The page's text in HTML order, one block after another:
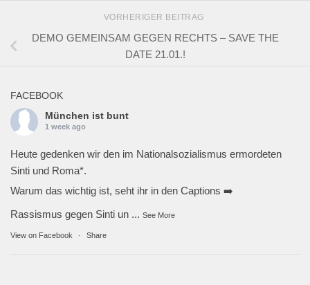
VORHERIGER BEITRAG
DEMO GEMEINSAM GEGEN RECHTS – SAVE THE
DATE 21.01.!
FACEBOOK
München ist bunt
1 week ago
Heute gedenken wir den im Nationalsozialismus ermordeten
Sinti und Roma*.
Warum das wichtig ist, seht ihr in den Captions ➡️
Rassismus gegen Sinti un ... See More
View on Facebook · Share